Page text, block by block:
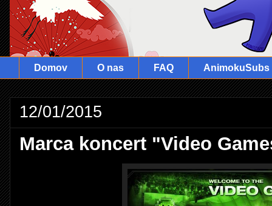
Domov O nas FAQ AnimokuSubs
12/01/2015
Marca koncert "Video